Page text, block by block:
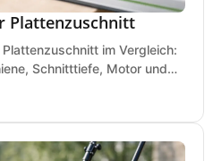
Plattenzuschnitt
im Vergleich:
Schnitttiefe, Motor und